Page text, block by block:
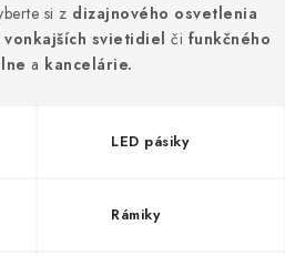
si z dizajnového osvetlenia
vonkajších svietidiel či funkčného
a kancelárie.
LED pásiky
Rámiky